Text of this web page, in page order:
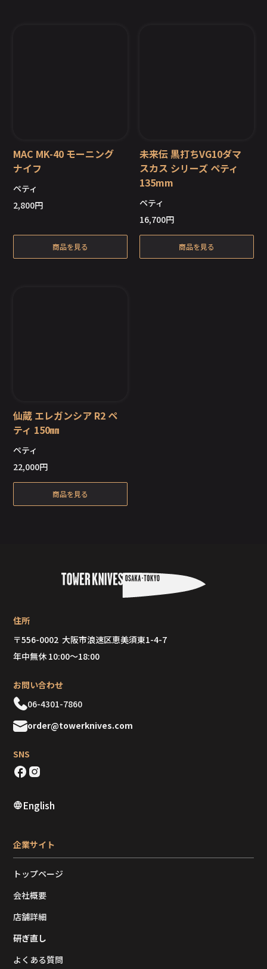
MAC MK-40 モーニング
ナイフ
ペティ
2,800円
商品を見る
未来伝 黒打ちVG10ダマ
スカス シリーズ ペティ
135mm
ペティ
16,700円
商品を見る
仙蔵 エレガンシア R2 ペ
ティ 150㎜
ペティ
22,000円
商品を見る
住所
〒556-0002 大阪市浪速区恵美須東1-4-7
年中無休 10:00～18:00
お問い合わせ
06-4301-7860
order@towerknives.com
SNS
English
企業サイト
トップページ
会社概要
店舗詳細
研ぎ直し
よくある質問